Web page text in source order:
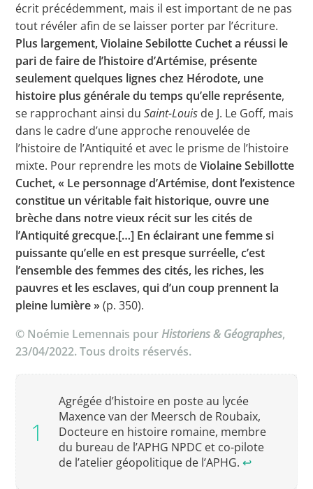
écrit précédemment, mais il est important de ne pas
tout révéler afin de se laisser porter par l’écriture.
Plus largement, Violaine Sebilotte Cuchet a réussi le
pari de faire de l’histoire d’Artémise, présente
seulement quelques lignes chez Hérodote, une
histoire plus générale du temps qu’elle représente,
se rapprochant ainsi du Saint-Louis de J. Le Goff, mais
dans le cadre d’une approche renouvelée de
l’histoire de l’Antiquité et avec le prisme de l’histoire
mixte. Pour reprendre les mots deViolaine Sebillotte
Cuchet, « Le personnage d’Artémise, dont l’existence
constitue un véritable fait historique, ouvre une
brèche dans notre vieux récit sur les cités de
l’Antiquité grecque.[…] En éclairant une femme si
puissante qu’elle en est presque surréelle, c’est
l’ensemble des femmes des cités, les riches, les
pauvres et les esclaves, qui d’un coup prennent la
pleine lumière »(p. 350).
© Noémie Lemennais pourHistoriens & Géographes,
23/04/2022. Tous droits réservés.
Agrégée d’histoire en poste au lycée
Maxence van der Meersch de Roubaix,
Docteure en histoire romaine, membre
du bureau de l’APHG NPDC et co-pilote
de l’atelier géopolitique de l’APHG. ↩︎